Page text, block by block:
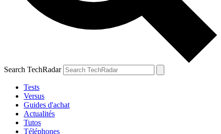
Search TechRadar
Tests
Versus
Guides d'achat
Actualités
Tutos
Téléphones